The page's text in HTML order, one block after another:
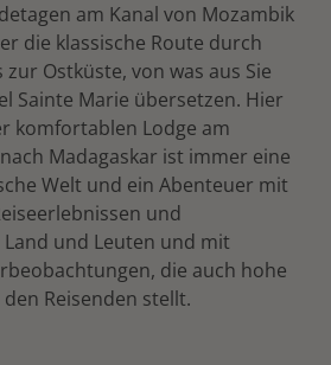
am Kanal von Mozambik
die klassische Route durch
Ostküste, von was aus Sie
Sainte Marie übersetzen. Hier
komfortablen Lodge am
Madagaskar ist immer eine
Welt und ein Abenteuer mit
und
und Leuten und mit
die auch hohe
Reisenden stellt.